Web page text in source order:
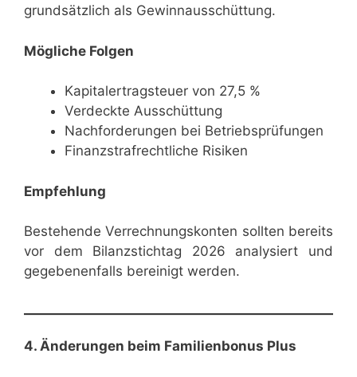
grundsätzlich als Gewinnausschüttung.
Mögliche Folgen
Kapitalertragsteuer von 27,5 %
Verdeckte Ausschüttung
Nachforderungen bei Betriebsprüfungen
Finanzstrafrechtliche Risiken
Empfehlung
Bestehende Verrechnungskonten sollten bereits
vor dem Bilanzstichtag 2026 analysiert und
gegebenenfalls bereinigt werden.
4. Änderungen beim Familienbonus Plus